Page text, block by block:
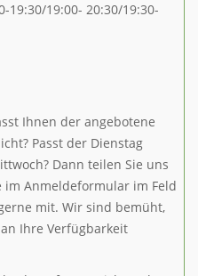
19:30/19:00- 20:30/19:30-
Ihnen der angebotene
Passt der Dienstag
Dann teilen Sie uns
im Anmeldeformular im Feld
mit. Wir sind bemüht,
Ihre Verfügbarkeit